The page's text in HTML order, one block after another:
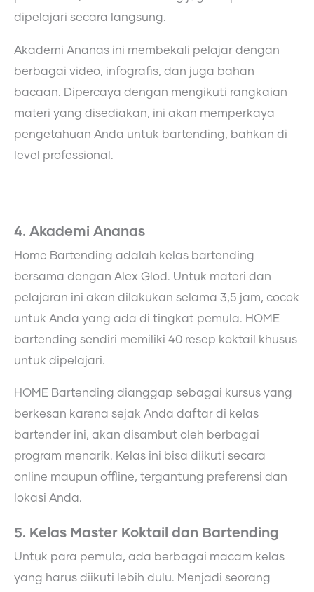
dipelajari secara langsung.
Akademi Ananas ini membekali pelajar dengan
berbagai video, infografis, dan juga bahan
bacaan. Dipercaya dengan mengikuti rangkaian
materi yang disediakan, ini akan memperkaya
pengetahuan Anda untuk bartending, bahkan di
level professional.
4. Akademi Ananas
Home Bartending adalah kelas bartending
bersama dengan Alex Glod. Untuk materi dan
pelajaran ini akan dilakukan selama 3,5 jam, cocok
untuk Anda yang ada di tingkat pemula. HOME
bartending sendiri memiliki 40 resep koktail khusus
untuk dipelajari.
HOME Bartending dianggap sebagai kursus yang
berkesan karena sejak Anda daftar di kelas
bartender ini, akan disambut oleh berbagai
program menarik. Kelas ini bisa diikuti secara
online maupun offline, tergantung preferensi dan
lokasi Anda.
5. Kelas Master Koktail dan Bartending
Untuk para pemula, ada berbagai macam kelas
yang harus diikuti lebih dulu. Menjadi seorang